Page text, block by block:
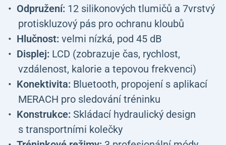
Odpružení: 12 silikonových tlumičů a 7vrstvý
protiskluzový pás pro ochranu kloubů
Hlučnost: velmi nízká, pod 45 dB
Displej: LCD (zobrazuje čas, rychlost,
vzdálenost, kalorie a tepovou frekvenci)
Konektivita: Bluetooth, propojení s aplikací
MERACH pro sledování tréninku
Konstrukce: Skládací hydraulický design
s transportními kolečky